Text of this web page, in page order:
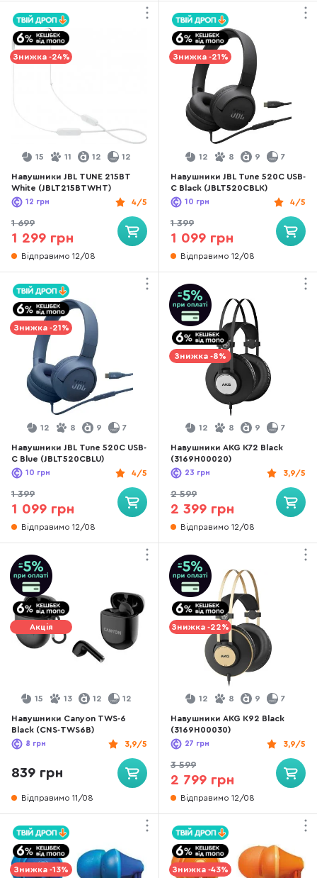
Знижка -24%
15 11 12 12
Навушники JBL TUNE 215BT
White (JBLT215BTWHT)
4/5
12 грн
1 699
1 299 грн
Відправимо 12/08
Знижка -21%
12 8 9 7
Навушники JBL Tune 520C USB-
C Black (JBLT520CBLK)
4/5
10 грн
1 399
1 099 грн
Відправимо 12/08
Знижка -21%
12 8 9 7
Навушники JBL Tune 520C USB-
C Blue (JBLT520CBLU)
4/5
10 грн
1 399
1 099 грн
Відправимо 12/08
Знижка -8%
12 8 9 7
Навушники AKG K72 Black
(3169H00020)
3,9/5
23 грн
2 599
2 399 грн
Відправимо 12/08
Акція
15 13 12 12
Навушники Canyon TWS-6
Black (CNS-TWS6B)
3,9/5
8 грн
839 грн
Відправимо 11/08
Знижка -22%
12 8 9 7
Навушники AKG K92 Black
(3169H00030)
3,9/5
27 грн
3 599
2 799 грн
Відправимо 12/08
Знижка -13% Знижка -43%